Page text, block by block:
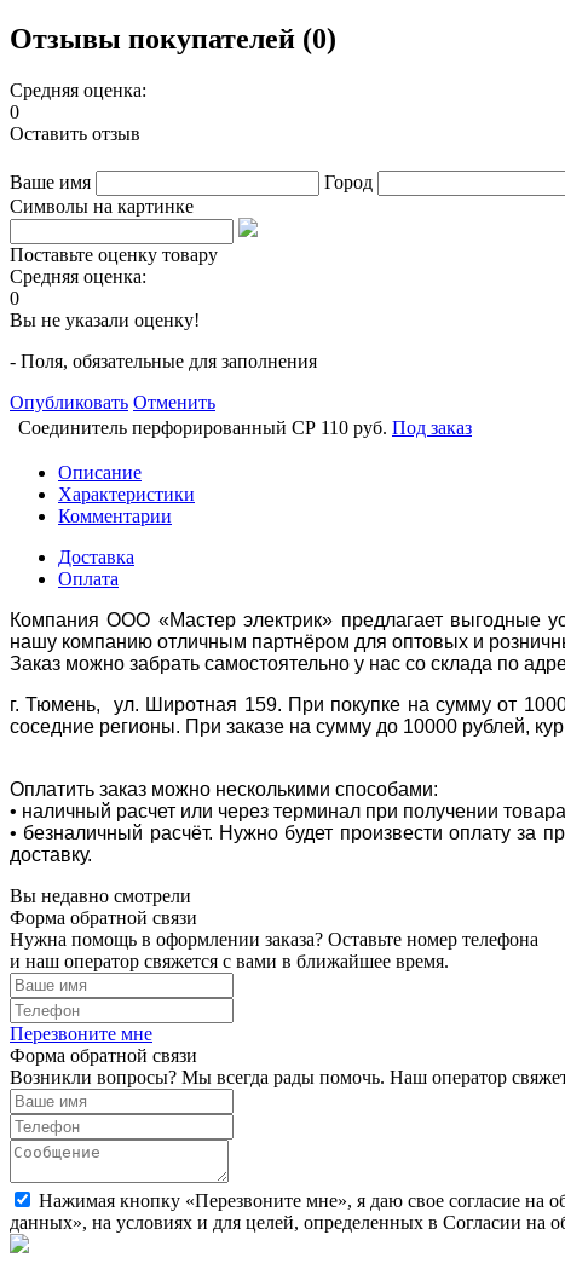
Отзывы покупателей (0)
Средняя оценка:
0
Оставить отзыв
Ваше имя Город
Символы на картинке
Поставьте оценку товару
Средняя оценка:
0
Вы не указали оценку!
- Поля, обязательные для заполнения
Опубликовать Отменить
Соединитель перфорированный CP 110 руб. Под заказ
Описание
Характеристики
Комментарии
Доставка
Оплата
Компания ООО «Мастер электрик» предлагает выгодные
нашу компанию отличным партнёром для оптовых и
Заказ можно забрать самостоятельно у нас со склада по
г. Тюмень, ул. Широтная 159. При покупке на сумму от
соседние регионы. При заказе на сумму до 10000 рублей,
Оплатить заказ можно несколькими способами:
• наличный расчет или через терминал при получении
• безналичный расчёт. Нужно будет произвести оплату за
доставку.
Вы недавно смотрели
Форма обратной связи
Нужна помощь в оформлении заказа? Оставьте номер телефона
и наш оператор свяжется с вами в ближайшее время.
Перезвоните мне
Форма обратной связи
Возникли вопросы? Мы всегда рады помочь. Наш оператор
Нажимая кнопку «Перезвоните мне», я даю свое согласие на
данных», на условиях и для целей, определенных в Согласии на